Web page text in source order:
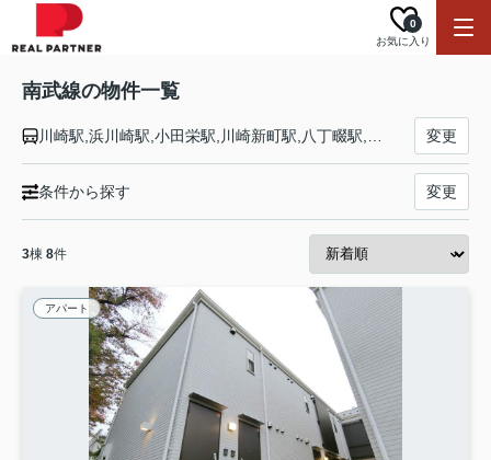
お気に入り
0
南武線の物件一覧
変更
条件から探す 変更
3棟 8件
アパート